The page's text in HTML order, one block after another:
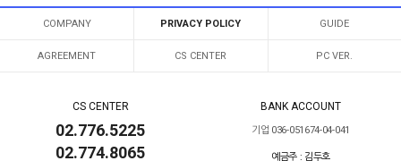
COMPANY PRIVACY POLICY GUIDE
AGREEMENT CS CENTER PC VER.
CS CENTER
02.776.5225
02.774.8065
BANK ACCOUNT
기업 036-051674-04-041
예금주 : 김두호